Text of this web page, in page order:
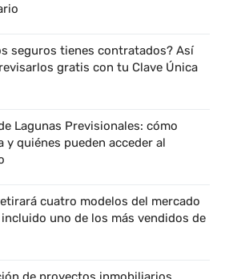
seguros tienes contratados? Así
gratis con tu Clave Única
Lagunas Previsionales: cómo
y quiénes pueden acceder al
cuatro modelos del mercado
uno de los más vendidos de